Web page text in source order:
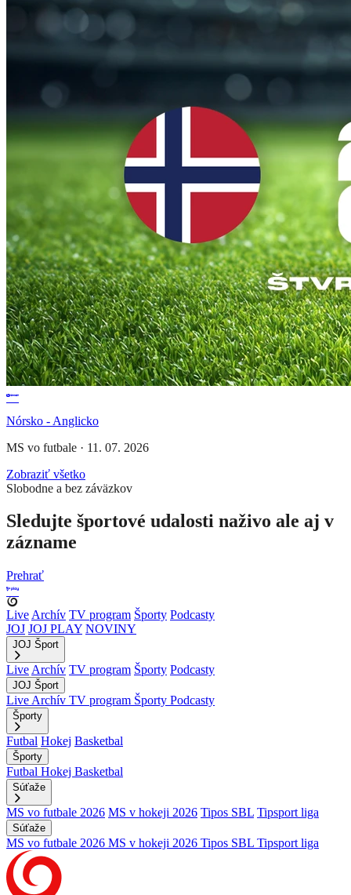
Nórsko - Anglicko
MS vo futbale · 11. 07. 2026
Zobraziť všetko
Slobodne a bez záväzkov
Sledujte športové udalosti naživo ale aj v
zázname
Prehrať
Live Archív TV program Športy Podcasty
JOJ JOJ PLAY NOVINY
JOJ Šport
Live Archív TV program Športy Podcasty
JOJ Šport
Live Archív TV program Športy Podcasty
Športy
Futbal Hokej Basketbal
Športy
Futbal Hokej Basketbal
Súťaže
MS vo futbale 2026 MS v hokeji 2026 Tipos SBL Tipsport liga
Súťaže
MS vo futbale 2026 MS v hokeji 2026 Tipos SBL Tipsport liga